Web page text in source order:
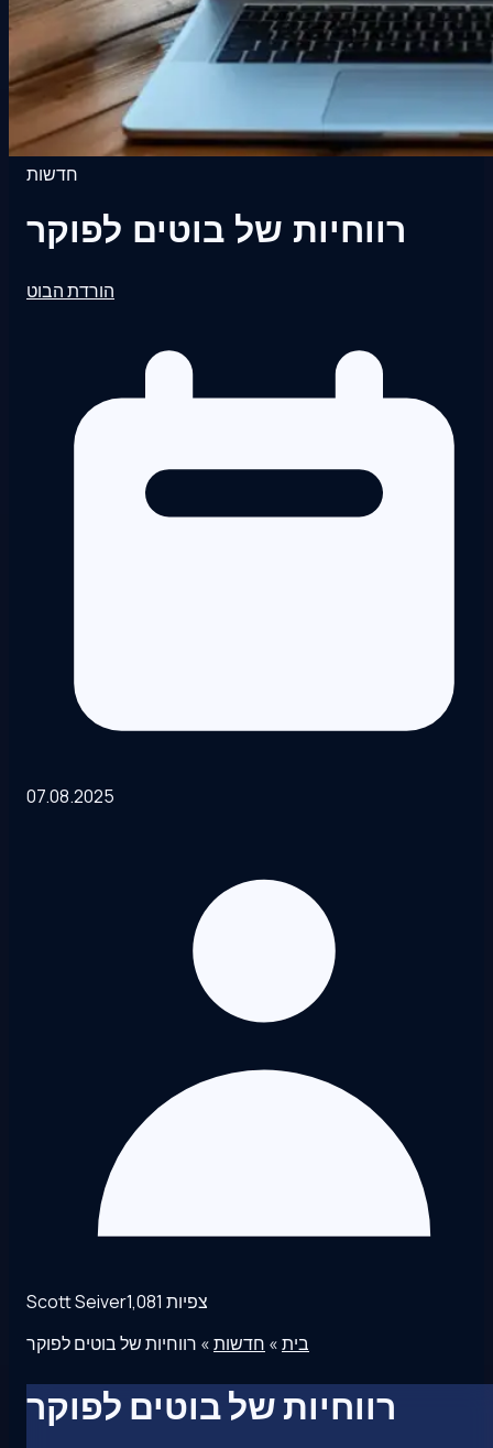
חדשות
רווחיות של בוטים לפוקר
הורדת הבוט
07.08.2025
Scott Seiver
1,081 צפיות
בית» חדשות» רווחיות של בוטים לפוקר
רווחיות של בוטים לפוקר